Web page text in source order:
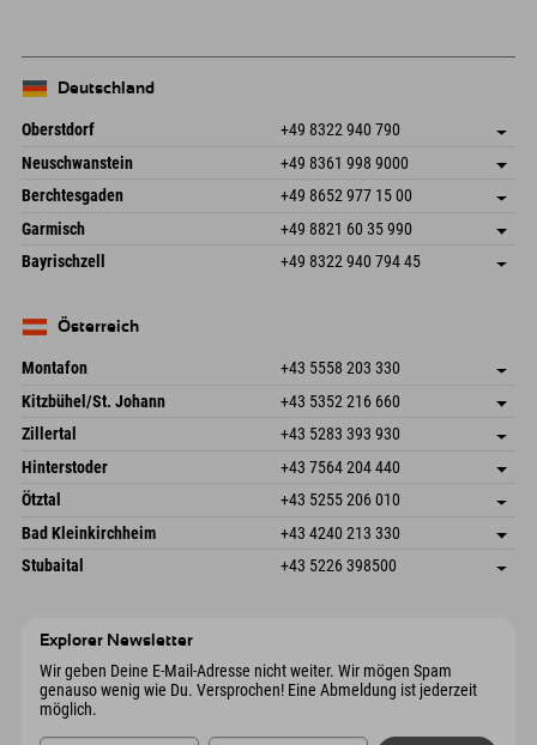
Deutschland
Oberstdorf +49 8322 940 790
An der Breitach 3
87538 Fischen I. Allgäu
Deutschland
Adresse speichern
Anreiseinfos
Buchen
Neuschwanstein +49 8361 998 9000
An der Riese 45
87484 Nesselwang im Allgäu
Deutschland
Adresse speichern
Buchen
Berchtesgaden +49 8652 977 15 00
Hofreitstr. 7
83471 Schönau am Königssee
Deutschland
Adresse speichern
Anreiseinfos
Buchen
Garmisch +49 8821 60 35 990
Frickenstraße 22
82490 Farchant
Adresse speichern
Bayrischzell +49 8322 940 794 45
Deutschland
Österreich
Montafon +43 5558 203 330
Dorfstr. 127b
6793 Gaschurn/Montafon
Österreich
Adresse speichern
Anreiseinfos
Buchen
Kitzbühel/St. Johann +43 5352 216 660
Speckbacherstraße 87
Österreich
Adresse speichern
Buchen
Zillertal +43 5283 393 930
Schmiedau 2
6272 Kaltenbach im Zillertal
Österreich
Adresse speichern
Anreiseinfos
Buchen
Hinterstoder +43 7564 204 440
Freizeitpark 10
Österreich
Adresse speichern
Buchen
Ötztal +43 5255 206 010
Gscheat 14
6441 Umhausen
Österreich
Adresse speichern
Anreiseinfos
Buchen
Bad Kleinkirchheim +43 4240 213 330
Dorfstraße 24
Adresse speichern
Stubaital +43 5226 398500
Explorer Newsletter
Wir geben Deine E-Mail-Adresse nicht weiter. Wir mögen Spam
genauso wenig wie Du. Versprochen! Eine Abmeldung ist jederzeit
möglich.